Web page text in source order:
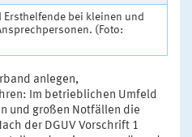
bei kleinen und
(Foto:
anlegen,
Im betrieblichen Umfeld
und großen Notfällen die
der DGUV Vorschrift 1